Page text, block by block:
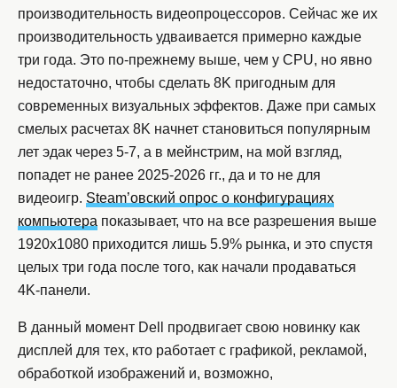
производительность видеопроцессоров. Сейчас же их
производительность удваивается примерно каждые
три года. Это по-прежнему выше, чем у CPU, но явно
недостаточно, чтобы сделать 8K пригодным для
современных визуальных эффектов. Даже при самых
смелых расчетах 8K начнет становиться популярным
лет эдак через 5-7, а в мейнстрим, на мой взгляд,
попадет не ранее 2025-2026 гг., да и то не для
видеоигр. Steam’овский опрос о конфигурациях
компьютера показывает, что на все разрешения выше
1920х1080 приходится лишь 5.9% рынка, и это спустя
целых три года после того, как начали продаваться
4K-панели.
В данный момент Dell продвигает свою новинку как
дисплей для тех, кто работает с графикой, рекламой,
обработкой изображений и, возможно,